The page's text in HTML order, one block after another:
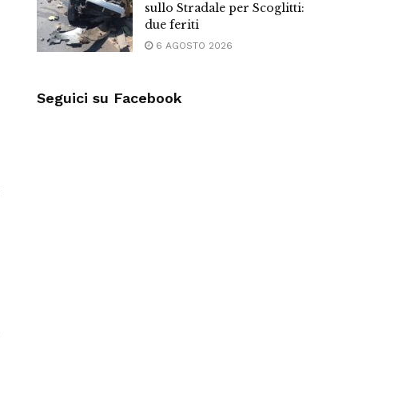
sullo Stradale per Scoglitti:
due feriti
6 AGOSTO 2026
Seguici su Facebook